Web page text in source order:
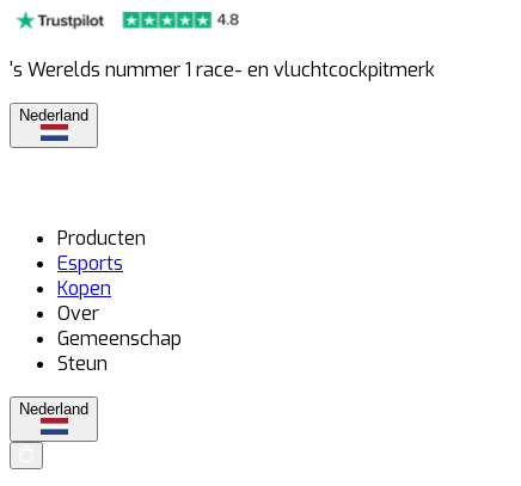
's Werelds nummer 1 race- en vluchtcockpitmerk
Nederland
Producten
Esports
Kopen
Over
Gemeenschap
Steun
Nederland